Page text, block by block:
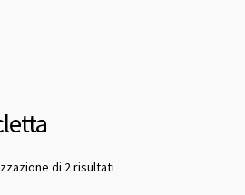
di 2 risultatiValutazione